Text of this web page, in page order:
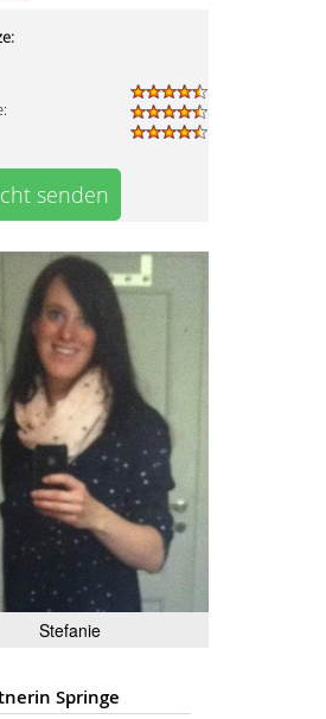
senden
Stefanie
Springe